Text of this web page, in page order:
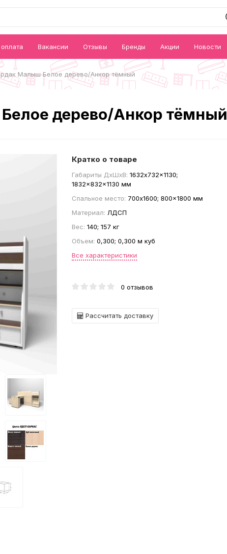
Вакансии Отзывы Бренды Акции Новости
Малыш Белое дерево/Анкор тёмный
дерево/Анкор тёмный
Кратко о товаре
Габариты ДxШxВ: 1632x732x1130;
1832x832x1130 мм
Спальное место: 700x1600; 800x1800 мм
Материал: ЛДСП
Вес: 140; 157 кг
Объем: 0,300; 0,300 м куб
Все характеристики
0 отзывов
Рассчитать доставку